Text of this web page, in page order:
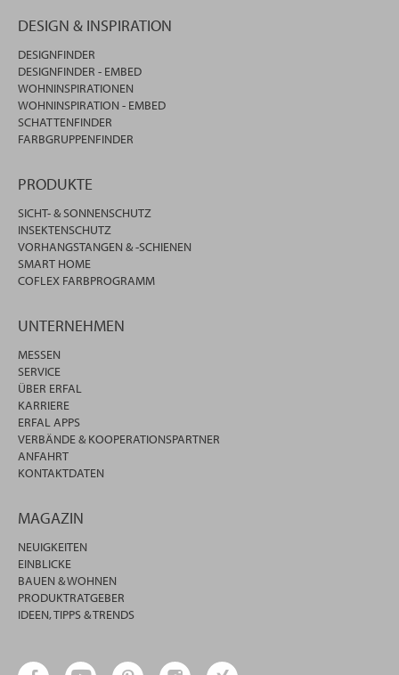
DESIGN & INSPIRATION
DESIGNFINDER
DESIGNFINDER - EMBED
WOHNINSPIRATIONEN
WOHNINSPIRATION - EMBED
SCHATTENFINDER
FARBGRUPPENFINDER
PRODUKTE
SICHT- & SONNENSCHUTZ
INSEKTENSCHUTZ
VORHANGSTANGEN & -SCHIENEN
SMART HOME
COFLEX FARBPROGRAMM
UNTERNEHMEN
MESSEN
SERVICE
ÜBER ERFAL
KARRIERE
ERFAL APPS
VERBÄNDE & KOOPERATIONSPARTNER
ANFAHRT
KONTAKTDATEN
MAGAZIN
NEUIGKEITEN
EINBLICKE
BAUEN & WOHNEN
PRODUKTRATGEBER
IDEEN, TIPPS & TRENDS